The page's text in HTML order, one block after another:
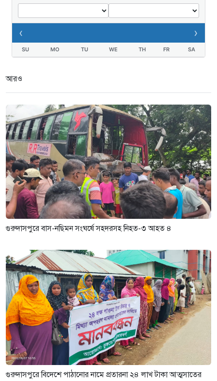
তথ্যবিভ্রাট সংবাদের প্রতিবাদে
‹ ›
SU MO TU WE TH FR SA
আরও
গুরুদাসপুরে বাস-নছিমন সংঘর্ষে সহদরসহ নিহত-৩ আহত ৪
গুরুদাসপুরে বিদেশে পাঠানোর নামে প্রতারনা ২৪ লাখ টাকা আত্মসাতের